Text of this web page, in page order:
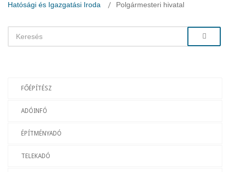
Hatósági és Igazgatási Iroda
Polgármesteri hivatal
FŐÉPÍTÉSZ
ADÓINFÓ
ÉPÍTMÉNYADÓ
TELEKADÓ